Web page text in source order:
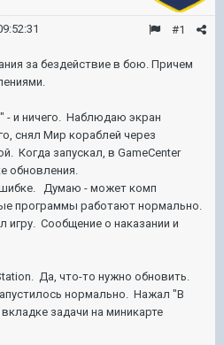
#1
за бездействие в бою. Причем
- и ничего. Наблюдаю экран
снял Мир кораблей через
Когда запускал, в GameCenter
обновления.
Думаю - может комп
программы работают нормально.
игру. Сообщение о наказании и
Да, что-то нужно обновить.
нормально. Нажал "В
задачи на миникарте